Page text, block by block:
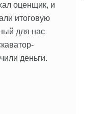
оценщик, и
итоговую
для нас
деньги.